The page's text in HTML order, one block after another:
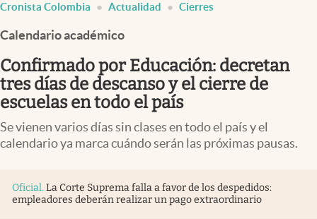
Colombia
Cronista Colombia Actualidad Cierres
Calendario académico
Confirmado por Educación: decretan
tres días de descanso y el cierre de
escuelas en todo el país
Se vienen varios días sin clases en todo el país y el
calendario ya marca cuándo serán las próximas pausas.
Oficial. La Corte Suprema falla a favor de los despedidos:
empleadores deberán realizar un pago extraordinario